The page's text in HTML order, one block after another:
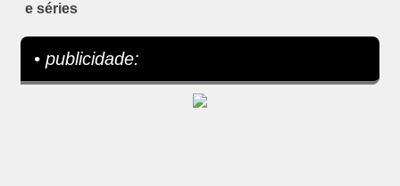
e séries
• publicidade: